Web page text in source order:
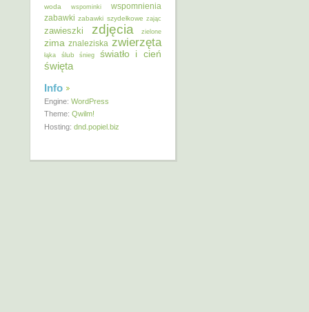
woda wspominki
wspomnienia
zabawki zabawki szydełkowe zając
zawieszki zdjęcia zielone
zima znaleziska zwierzęta
łąka ślub śnieg światło i cień
święta
Info
Engine: WordPress
Theme: Qwilm!
Hosting: dnd.popiel.biz